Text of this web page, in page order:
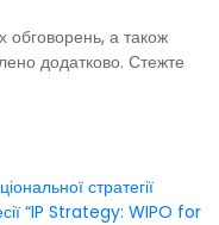
обговорень, а також
додатково. Стежте
стратегії
“IP Strategy: WIPO for